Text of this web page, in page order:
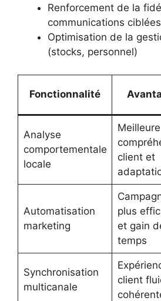
Renforcement de la
communications ciblées
Optimisation de la
(stocks, personnel)
Fonctionnalité
Analyse
comportementale
locale
Meilleure
client et
Automatisation
marketing
plus
et gain
temps
Synchronisation
multicanale
client